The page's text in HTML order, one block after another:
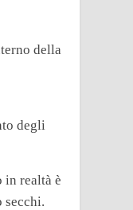
della
degli
in realtà è
secchi.